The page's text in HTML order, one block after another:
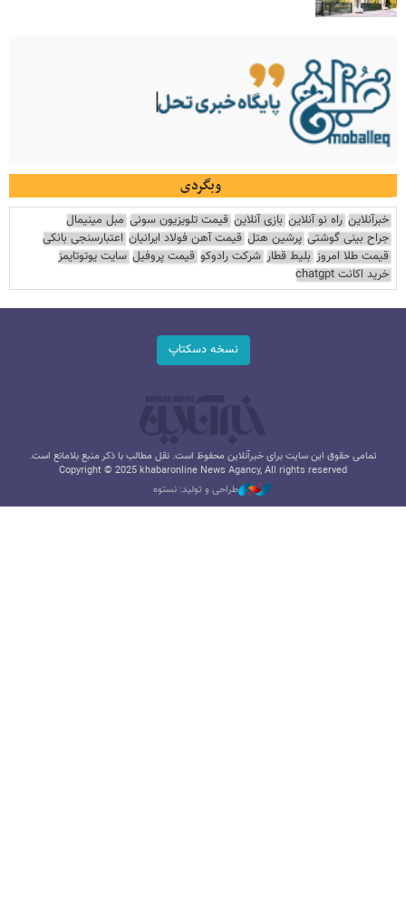
وبگردی
خبرآنلاین راه نو آنلاین بازی آنلاین قیمت تلویزیون سونی مبل مینیمال
جراح بینی گوشتی پرشین هتل قیمت آهن فولاد ایرانیان اعتبارسنجی بانکی
قیمت طلا امروز بلیط قطار شرکت رادوکو قیمت پروفیل سایت یوتوتایمز
خرید اکانت chatgpt
نسخه دسکتاپ
تمامی حقوق این سایت برای خبرآنلاین محفوظ است. نقل مطالب با ذکر منبع بلامانع است.
Copyright © 2025 khabaronline News Agancy, All rights reserved
طراحی و تولید: نستوه